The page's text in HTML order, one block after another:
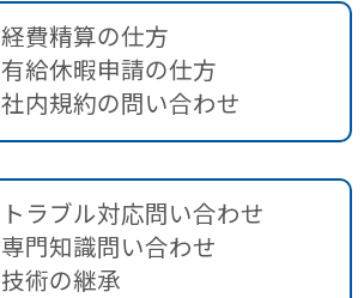
経費精算の仕方
有給休暇申請の仕方
社内規約の問い合わせ
トラブル対応問い合わせ
専門知識問い合わせ
技術の継承